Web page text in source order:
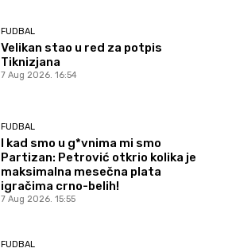
FUDBAL
Velikan stao u red za potpis
Tiknizjana
7 Aug 2026. 16:54
FUDBAL
I kad smo u g*vnima mi smo
Partizan: Petrović otkrio kolika je
maksimalna mesečna plata
igračima crno-belih!
7 Aug 2026. 15:55
FUDBAL